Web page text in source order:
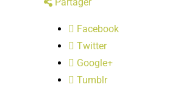
Facebook
Twitter
Google+
Tumblr